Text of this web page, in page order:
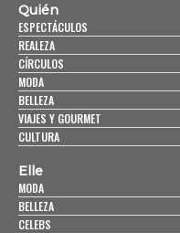
Quién
ESPECTÁCULOS
REALEZA
CÍRCULOS
MODA
BELLEZA
VIAJES Y GOURMET
CULTURA
Elle
MODA
BELLEZA
CELEBS